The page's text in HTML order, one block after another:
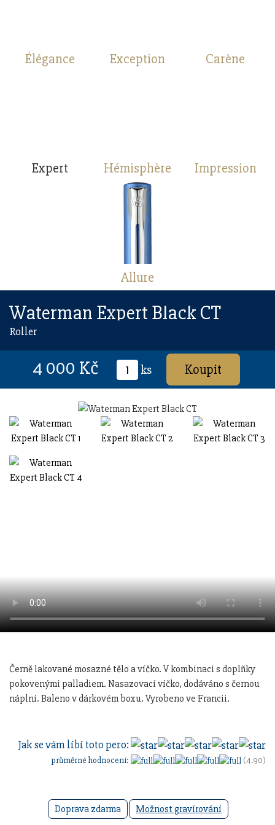
Élégance Exception Carène
Expert Hémisphère Impression
Allure
Waterman Expert Black CT
Roller
4 000 Kč ks
Černě lakované mosazné tělo a víčko. V kombinaci s doplňky
pokovenými palladiem. Nasazovací víčko, dodáváno s černou
náplní. Baleno v dárkovém boxu. Vyrobeno ve Francii.
Jak se vám líbí toto pero:
průměrné hodnocení: (4.90)
Doprava zdarma
Možnost gravírování